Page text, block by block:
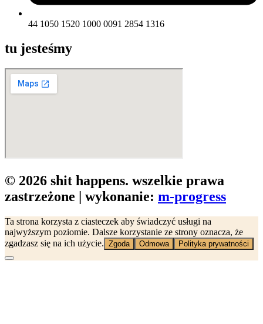
44 1050 1520 1000 0091 2854 1316
tu jesteśmy
© 2026 shit happens. wszelkie prawa
zastrzeżone | wykonanie: m-progress
Ta strona korzysta z ciasteczek aby świadczyć usługi na
najwyższym poziomie. Dalsze korzystanie ze strony oznacza, że
zgadzasz się na ich użycie. Zgoda Odmowa Polityka prywatności